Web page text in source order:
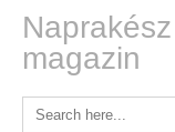
magazin